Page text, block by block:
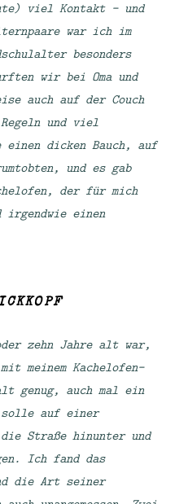
viel Kontakt – und
war ich im
besonders
wir bei Oma und
auch auf der Couch
und viel
einen dicken Bauch, auf
und es gab
der für mich
irgendwie einen
zehn Jahre alt war,
meinem Kachelofen-
genug, auch mal ein
solle auf einer
Straße hinunter und
Ich fand das
die Art seiner